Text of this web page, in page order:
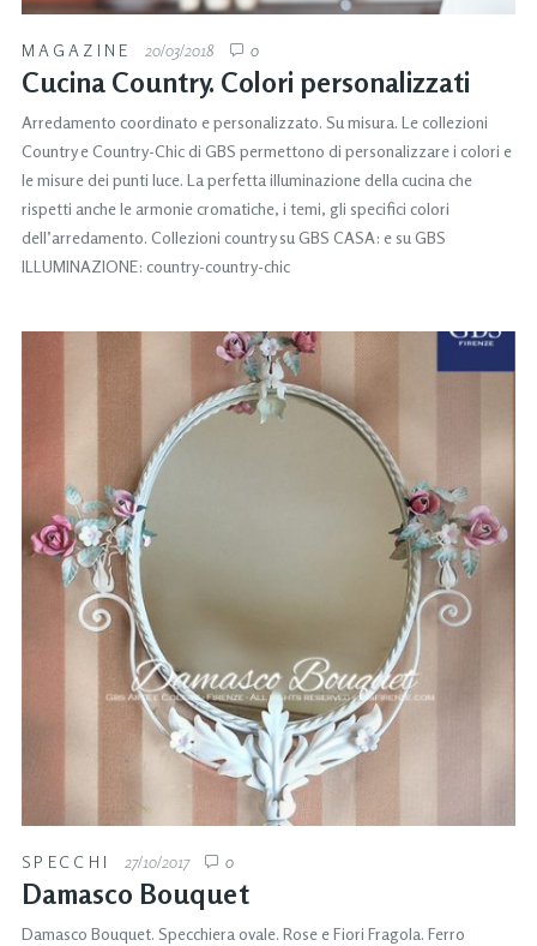
MAGAZINE 20/03/2018 0
Cucina Country. Colori personalizzati
Arredamento coordinato e personalizzato. Su misura. Le collezioni
Country e Country-Chic di GBS permettono di personalizzare i colori e
le misure dei punti luce. La perfetta illuminazione della cucina che
rispetti anche le armonie cromatiche, i temi, gli specifici colori
dell’arredamento. Collezioni country su GBS CASA: e su GBS
ILLUMINAZIONE: country-country-chic
SPECCHI 27/10/2017 0
Damasco Bouquet
Damasco Bouquet. Specchiera ovale. Rose e Fiori Fragola. Ferro